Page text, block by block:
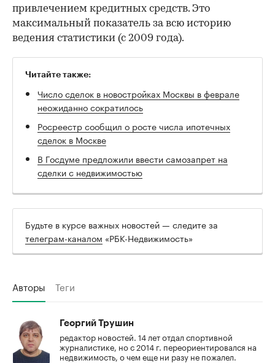
привлечением кредитных средств. Это
максимальный показатель за всю историю
ведения статистики (с 2009 года).
Читайте также:
Число сделок в новостройках Москвы в феврале
неожиданно сократилось
Росреестр сообщил о росте числа ипотечных
сделок в Москве
В Госдуме предложили ввести самозапрет на
сделки с недвижимостью
Будьте в курсе важных новостей — следите за
телеграм-каналом «РБК-Недвижимость»
Авторы Теги
Георгий Трушин
редактор новостей. 14 лет отдал спортивной
журналистике, но с 2014 г. переориентировался на
недвижимость, о чем еще ни разу не пожалел.